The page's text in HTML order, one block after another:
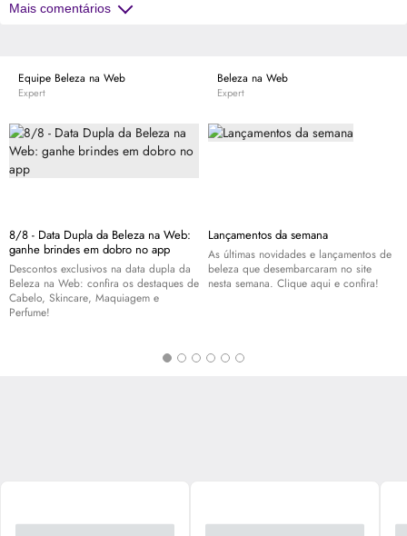
Mais comentários
Equipe Beleza na Web
Expert
8/8 - Data Dupla da Beleza na Web:
ganhe brindes em dobro no app
Descontos exclusivos na data dupla da
Beleza na Web: confira os destaques de
Cabelo, Skincare, Maquiagem e
Perfume!
Beleza na Web
Expert
Lançamentos da semana
As últimas novidades e lançamentos de
beleza que desembarcaram no site
nesta semana. Clique aqui e confira!